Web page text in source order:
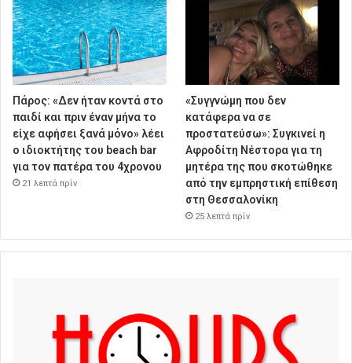
Πάρος: «Δεν ήταν κοντά στο
παιδί και πριν έναν μήνα το
είχε αφήσει ξανά μόνο» λέει
ο ιδιοκτήτης του beach bar
για τον πατέρα του 4χρονου
21 λεπτά πρίν
«Συγγνώμη που δεν
κατάφερα να σε
προστατεύσω»: Συγκινεί η
Αφροδίτη Νέστορα για τη
μητέρα της που σκοτώθηκε
από την εμπρηστική επίθεση
στη Θεσσαλονίκη
25 λεπτά πρίν